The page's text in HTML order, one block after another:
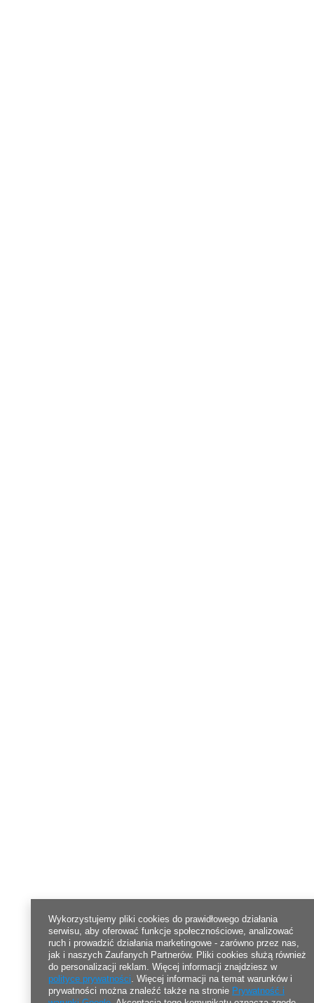
Wykorzystujemy pliki cookies do prawidłowego działania
serwisu, aby oferować funkcje społecznościowe, analizować
ruch i prowadzić działania marketingowe - zarówno przez nas,
jak i naszych Zaufanych Partnerów. Pliki cookies służą również
do personalizacji reklam. Więcej informacji znajdziesz w
polityce prywatności. Więcej informacji na temat warunków i
prywatności można znaleźć także na stronie Prywatność i